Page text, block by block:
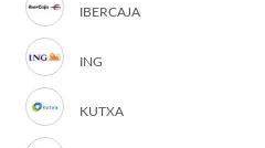
IBERCAJA
ING
KUTXA